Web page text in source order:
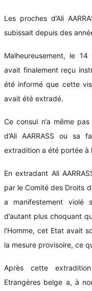
Les proches d’Ali
subissait depuis des
Malheureusement, le
avait finalement reçu
été informé que cette
avait été extradé.
Ce consul n’a même
d’Ali AARRASS ou sa
extradition a été portée à
En extradant Ali
par le Comité des Droits
a manifestement violé
d’autant plus choquant
l’Homme, cet Etat avait
la mesure provisoire, ce
Après cette
Etrangères belge a, à